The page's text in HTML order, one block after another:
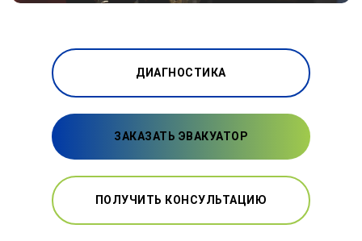
ДИАГНОСТИКА
ЗАКАЗАТЬ ЭВАКУАТОР
ПОЛУЧИТЬ КОНСУЛЬТАЦИЮ